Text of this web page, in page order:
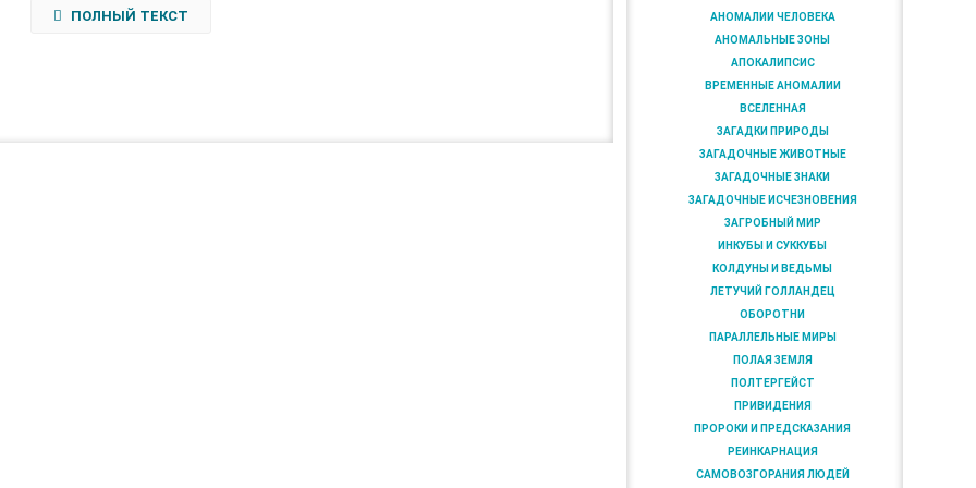
ПОЛНЫЙ ТЕКСТ
АНОМАЛИИ ЧЕЛОВЕКА
АНОМАЛЬНЫЕ ЗОНЫ
АПОКАЛИПСИС
ВРЕМЕННЫЕ АНОМАЛИИ
ВСЕЛЕННАЯ
ЗАГАДКИ ПРИРОДЫ
ЗАГАДОЧНЫЕ ЖИВОТНЫЕ
ЗАГАДОЧНЫЕ ЗНАКИ
ЗАГАДОЧНЫЕ ИСЧЕЗНОВЕНИЯ
ЗАГРОБНЫЙ МИР
ИНКУБЫ И СУККУБЫ
КОЛДУНЫ И ВЕДЬМЫ
ЛЕТУЧИЙ ГОЛЛАНДЕЦ
ОБОРОТНИ
ПАРАЛЛЕЛЬНЫЕ МИРЫ
ПОЛАЯ ЗЕМЛЯ
ПОЛТЕРГЕЙСТ
ПРИВИДЕНИЯ
ПРОРОКИ И ПРЕДСКАЗАНИЯ
РЕИНКАРНАЦИЯ
САМОВОЗГОРАНИЯ ЛЮДЕЙ